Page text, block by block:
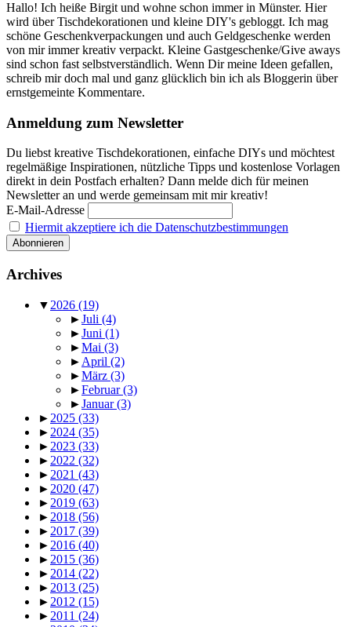
Hallo! Ich heiße Birgit und wohne schon immer in Münster. Hier
wird über Tischdekorationen und kleine DIY's gebloggt. Ich mag
schöne Geschenkverpackungen und auch Geldgeschenke werden
von mir immer kreativ verpackt. Kleine Gastgeschenke/Give aways
sind schon fast selbstverständlich. Wenn Dir meine Ideen gefallen,
schreib mir doch mal und ganz glücklich bin ich als Bloggerin über
ernstgemeinte Kommentare.
Anmeldung zum Newsletter
Du liebst kreative Tischdekorationen, einfache DIYs und möchtest
regelmäßige Inspirationen, nützliche Tipps und kostenlose Vorlagen
direkt in dein Postfach erhalten? Dann melde dich für meinen
Newsletter an und werde gemeinsam mit mir kreativ!
E-Mail-Adresse
Hiermit akzeptiere ich die Datenschutzbestimmungen
Archives
▼ 2026 (19)
►Juli (4)
►Juni (1)
►Mai (3)
► April (2)
►März (3)
►Februar(3)
►Januar(3)
► 2025 (33)
► 2024 (35)
► 2023 (33)
► 2022 (32)
► 2021 (43)
► 2020 (47)
► 2019 (63)
► 2018 (56)
► 2017 (39)
► 2016 (40)
► 2015 (36)
► 2014 (22)
► 2013 (25)
► 2012 (15)
► 2011 (24)